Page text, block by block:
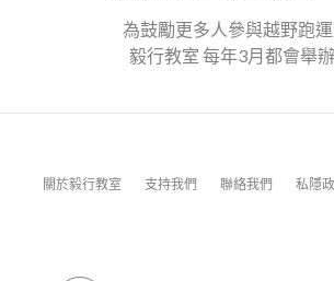
為鼓勵更多人參與越野跑運
毅行教室 每年3月都會舉
關於毅行教室 支持我們 聯絡我們 私隱